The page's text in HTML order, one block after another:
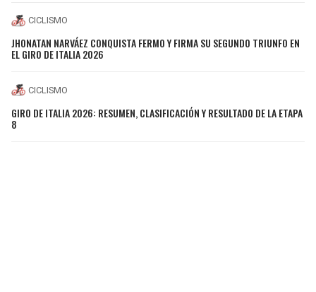
CICLISMO
JHONATAN NARVÁEZ CONQUISTA FERMO Y FIRMA SU SEGUNDO TRIUNFO EN
EL GIRO DE ITALIA 2026
CICLISMO
GIRO DE ITALIA 2026: RESUMEN, CLASIFICACIÓN Y RESULTADO DE LA ETAPA
8